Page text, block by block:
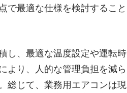
で最適な仕様を検討すること
し、最適な温度設定や運転時
より、人的な管理負担を減ら
総じて、業務用エアコンは現